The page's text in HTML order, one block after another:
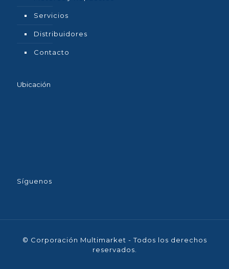
Servicios
Distribuidores
Contacto
Ubicación
Síguenos
© Corporación Multimarket - Todos los derechos
reservados.